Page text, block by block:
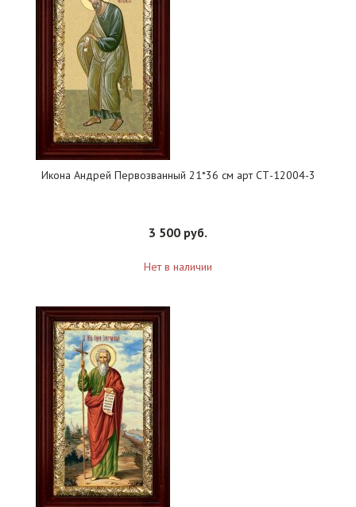
Икона Андрей Первозванный 21*36 см арт СТ-12004-3
3 500 руб.
Нет в наличии